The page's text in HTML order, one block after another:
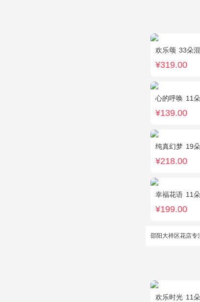
欢乐颂 33朵混
¥319.00
心的呼唤 11
¥139.00
纯真幻梦 19
¥218.00
幸福花语 11朵混搭
¥199.00
邵阳大祥区花店专
欢乐时光 11朵